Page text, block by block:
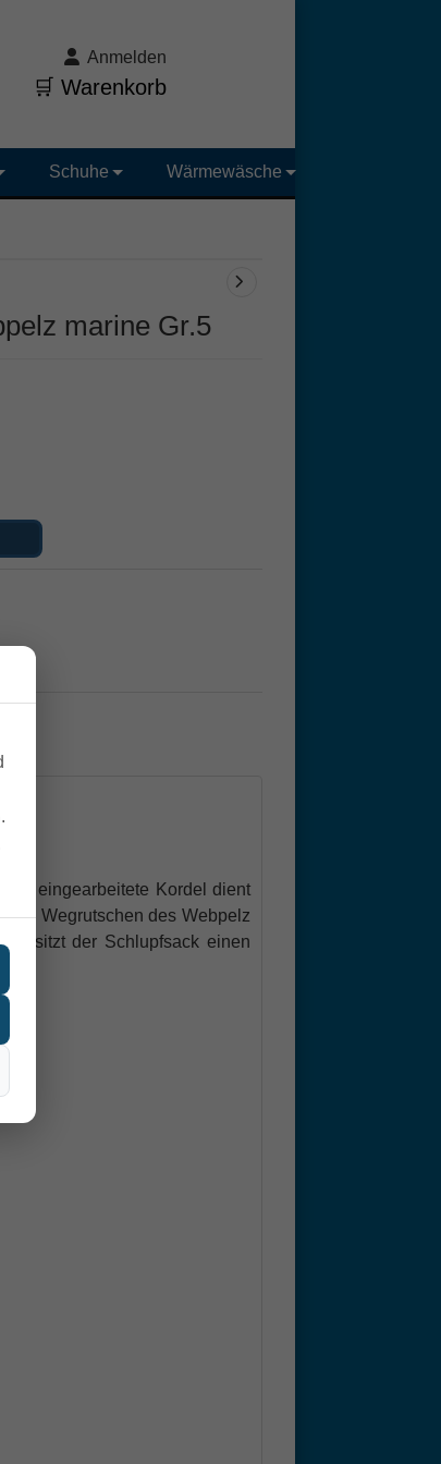
Anmelden
🛒 Warenkorb
Schuhe Wärmewäsche
marine Gr.5
eingearbeitete Kordel dient
Ein Wegrutschen des Webpelz
besitzt der Schlupfsack einen